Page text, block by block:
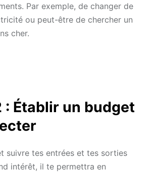
Par exemple, de changer de
ou peut-être de chercher un
cher.
: Établir un budget
suivre tes entrées et tes sorties
intérêt, il te permettra en